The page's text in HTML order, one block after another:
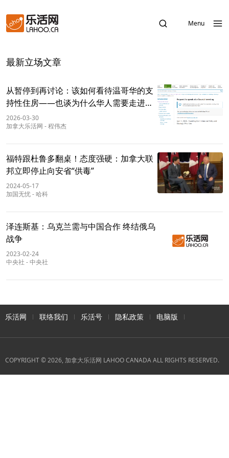
Menu
最新立场文章
从暂停到再讨论：该如何看待温哥华的支
持性住房——也谈为什么华人需要走进市
议会发声
2026-03-30
加拿大乐活网 -程伟杰
福特跟杜鲁多翻桌！态度强硬：加拿大联
邦立即停止向安省“供毒”
2024-05-17
加国无忧-哈科
泽连斯基：乌克兰需与中国合作 终结俄乌
战争
2023-02-24
中央社 -中央社
乐活网 联络我们 乐活号 隐私政策 电脑版
COPYRIGHT © 2026, 加拿大乐活网 LAHOO CANADA ALL RIGHTS RESERVED.